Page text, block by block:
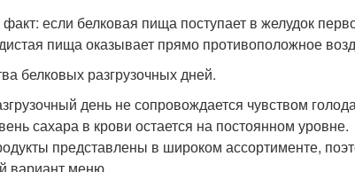
если белковая пища поступает в желудок
пища оказывает прямо противоположное
белковых разгрузочных дней.
день не сопровождается чувством
сахара в крови остается на постоянном уровне.
представлены в широком ассортименте,